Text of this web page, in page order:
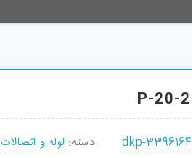
dkp-3396164 دسته: لوله و اتصالات